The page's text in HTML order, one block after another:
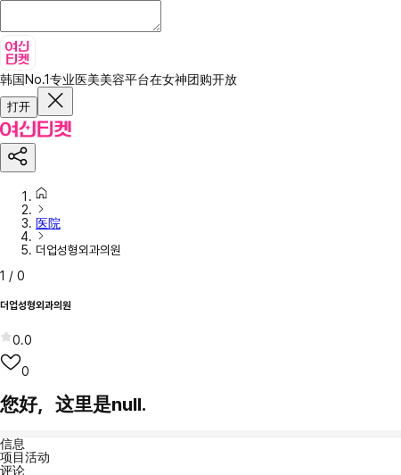
韩国No.1专业医美美容平台在女神团购开放
打开
医院
더업성형외과의원
1 / 0
더업성형외과의원
0.0
0
您好，这里是null.
信息
项目活动
评论